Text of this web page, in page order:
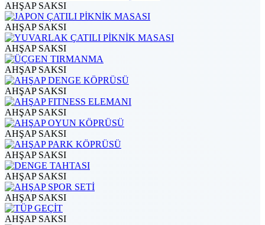
AHŞAP SAKSI
AHŞAP SAKSI
AHŞAP SAKSI
AHŞAP SAKSI
AHŞAP SAKSI
AHŞAP SAKSI
AHŞAP SAKSI
AHŞAP SAKSI
AHŞAP SAKSI
AHŞAP SAKSI
AHŞAP SAKSI